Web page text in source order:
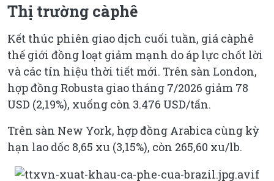
Thị trường càphê
Kết thúc phiên giao dịch cuối tuần, giá càphê
thế giới đồng loạt giảm mạnh do áp lực chốt lời
và các tín hiệu thời tiết mới. Trên sàn London,
hợp đồng Robusta giao tháng 7/2026 giảm 78
USD (2,19%), xuống còn 3.476 USD/tấn.
Trên sàn New York, hợp đồng Arabica cùng kỳ
hạn lao dốc 8,65 xu (3,15%), còn 265,60 xu/lb.